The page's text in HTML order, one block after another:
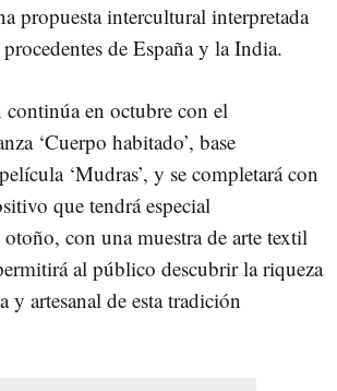
propuesta intercultural interpretada
de España y la India.
en octubre con el
‘Cuerpo habitado’, base
‘Mudras’, y se completará con
que tendrá especial
con una muestra de arte textil
al público descubrir la riqueza
y artesanal de esta tradición